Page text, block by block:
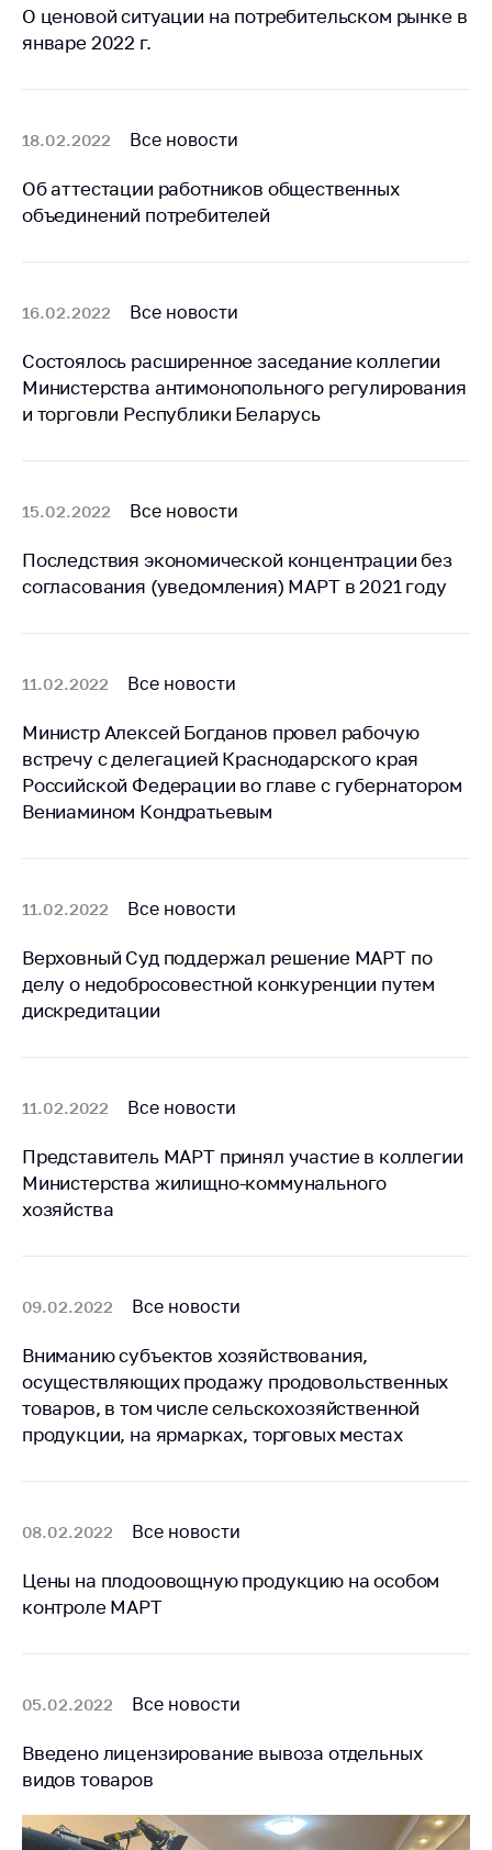
данных
Новости
Личный прием
граждан и юр. лиц
Прямaя телефоннaя
Электронные
Сообщить о росте
цен на товары
изделия
Контакты
Адрес и режим
Министра
Пресс-служба
Вышестоящий
государственный
Сообщить о росте
Ценообразование
на лекарственные
средства, изделия
медицинскую
технику
Решение Комиссии
по установлению
факта нарушения
законодательства
предупреждения
Общественное
обсуждение
проектов
ведения бизнеса
Рекомендации по
субъектов торговли,
питания, бытового
обслуживания
Обучение по
вопросам
О ценовой ситуации на потребительском рынке в
январе 2022 г.
18.02.2022 Все новости
Об аттестации работников общественных
объединений потребителей
16.02.2022 Все новости
Состоялось расширенное заседание коллегии
Министерства антимонопольного регулирования
и торговли Республики Беларусь
15.02.2022 Все новости
Последствия экономической концентрации без
согласования (уведомления) МАРТ в 2021 году
11.02.2022 Все новости
Министр Алексей Богданов провел рабочую
встречу с делегацией Краснодарского края
Российской Федерации во главе с губернатором
Вениамином Кондратьевым
11.02.2022 Все новости
Верховный Суд поддержал решение МАРТ по
делу о недобросовестной конкуренции путем
дискредитации
11.02.2022 Все новости
Представитель МАРТ принял участие в коллегии
Министерства жилищно-коммунального
хозяйства
09.02.2022 Все новости
Вниманию субъектов хозяйствования,
осуществляющих продажу продовольственных
товаров, в том числе сельскохозяйственной
продукции, на ярмарках, торговых местах
08.02.2022 Все новости
Цены на плодоовощную продукцию на особом
контроле МАРТ
05.02.2022 Все новости
Введено лицензирование вывоза отдельных
видов товаров